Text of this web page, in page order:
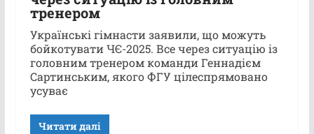
тренером
Українські гімнасти заявили, що можуть
бойкотувати ЧЄ-2025. Все через ситуацію із
головним тренером команди Геннадієм
Сартинським, якого ФГУ цілеспрямовано
усуває
Читати далі